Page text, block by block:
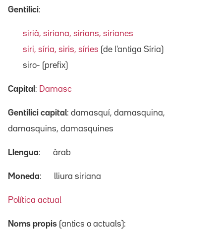
Gentilici:
sirià, siriana, sirians, sirianes
siri, síria, siris, síries (de l'antiga Síria)
siro- (prefix)
Capital: Damasc
Gentilici capital: damasquí, damasquina,
damasquins, damasquines
Llengua: àrab
Moneda: lliura siriana
Política actual
Noms propis (antics o actuals):